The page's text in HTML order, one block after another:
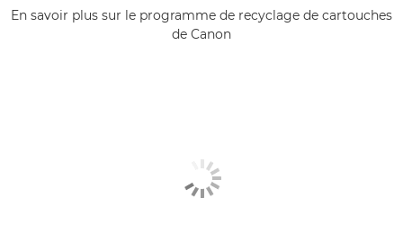
En savoir plus sur le programme de recyclage de cartouches
de Canon